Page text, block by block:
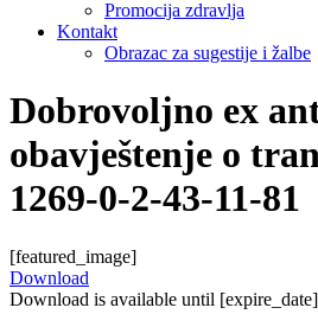
Promocija zdravlja
Kontakt
Obrazac za sugestije i žalbe
Dobrovoljno ex
obavještenje o
1269-0-2-43-11-81
[featured_image]
Download
Download is available until [expire_date]